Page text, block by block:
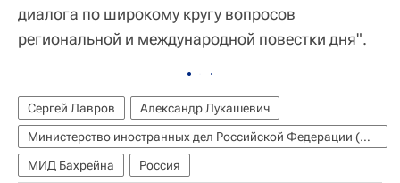
диалога по широкому кругу вопросов
региональной и международной повестки дня".
Сергей Лавров
Александр Лукашевич
Министерство иностранных дел Российской Федерации (МИД РФ)
МИД Бахрейна
Россия